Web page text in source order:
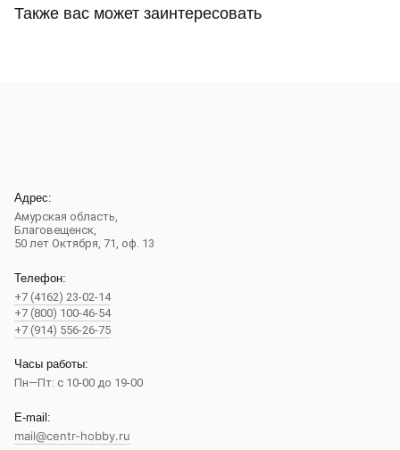
Также вас может заинтересовать
Адрес:
Амурская область,
Благовещенск,
50 лет Октября, 71, оф. 13
Телефон:
+7 (4162) 23-02-14
+7 (800) 100-46-54
+7 (914) 556-26-75
Часы работы:
Пн—Пт: с 10-00 до 19-00
E-mail:
mail@centr-hobby.ru